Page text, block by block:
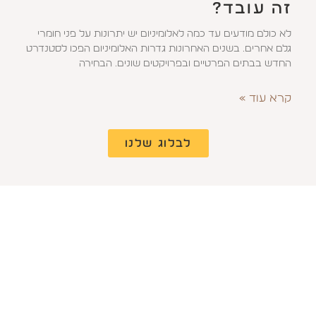
זה עובד?
לא כולם מודעים עד כמה לאלומיניום יש יתרונות על פני חומרי
גלם אחרים. בשנים האחרונות גדרות האלומיניום הפכו לסטנדרט
החדש בבתים הפרטיים ובפרויקטים שונים. הבחירה
קרא עוד »
לבלוג שלנו